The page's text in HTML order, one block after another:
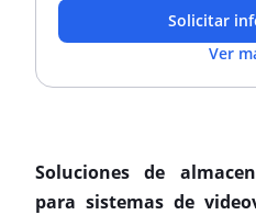
Solicitar
Ver
Soluciones de
para sistemas de